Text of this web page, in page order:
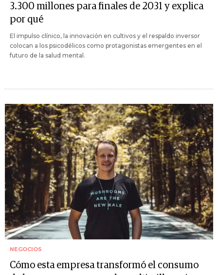
3.300 millones para finales de 2031 y explica
por qué
El impulso clínico, la innovación en cultivos y el respaldo inversor
colocan a los psicodélicos como protagonistas emergentes en el
futuro de la salud mental.
NEGOCIOS
Cómo esta empresa transformó el consumo